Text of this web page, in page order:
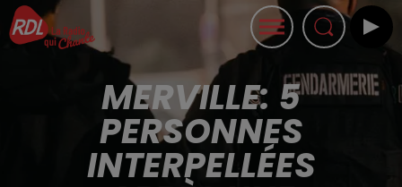
MERVILLE: 5
PERSONNES
INTERPELLÉES